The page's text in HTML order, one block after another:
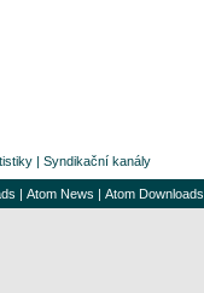
| Syndikační kanály
| Atom News | Atom Downloads